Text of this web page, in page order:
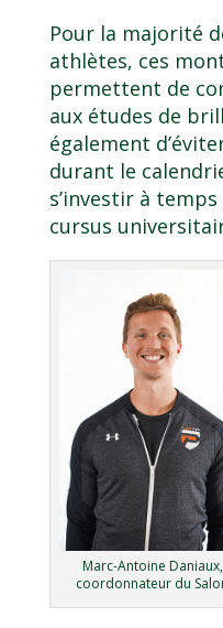
Pour la majorité
athlètes, ces
permettent de
aux études de
également
durant le
s’investir à
cursus
Marc-Antoine Daniaux,
coordonnateur du